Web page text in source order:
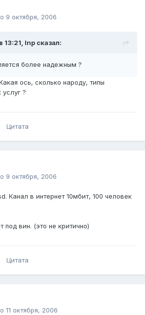
9 октября, 2006
Inp сказал:
более надежным ?
ось, сколько народу, типы
?
Цитата
9 октября, 2006
Канал в интернет 10мбит, 100 человек
под вин. (это не критично)
Цитата
11 октября, 2006